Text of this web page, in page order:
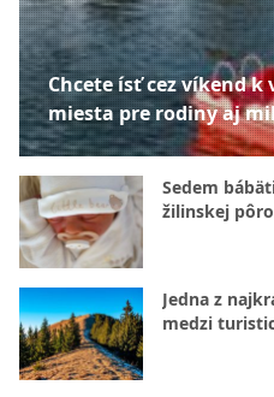
Chcete ísť cez víkend
miesta pre rodiny aj
Sedem
žilinskej
Jedna z
medzi